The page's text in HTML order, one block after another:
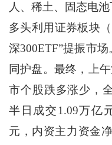
人、稀土、固态电
多头利用证券板块
深300ETF”提振市
同护盘。最终，上
市个股跌多涨少，
半日成交1.09万亿
元，内资主力资金